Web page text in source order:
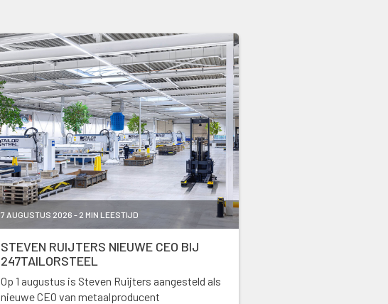
7 AUGUSTUS 2026 - 2 MIN LEESTIJD
STEVEN RUIJTERS NIEUWE CEO BIJ
247TAILORSTEEL
Op 1 augustus is Steven Ruijters aangesteld als
nieuwe CEO van metaalproducent